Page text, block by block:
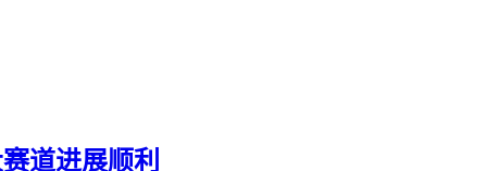
道进展顺利